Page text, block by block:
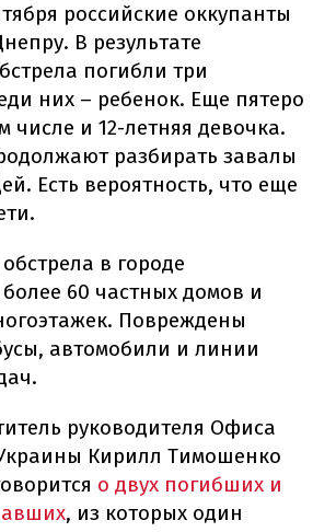
российские оккупанты
В результате
погибли три
них – ребенок. Еще пятеро
числе и 12-летняя девочка.
разбирать завалы
Есть вероятность, что еще
в городе
60 частных домов и
Повреждены
автомобили и линии
руководителя Офиса
Кирилл Тимошенко
о двух погибших и
, из которых один